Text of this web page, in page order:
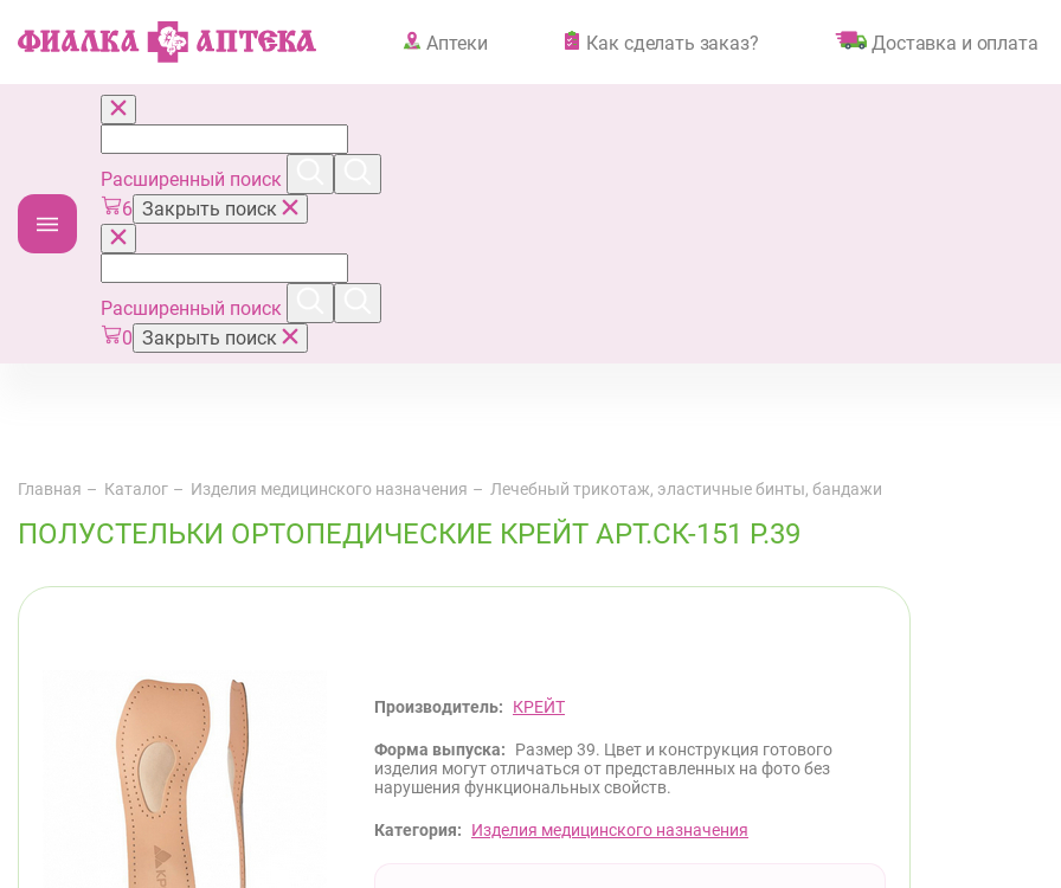
Аптеки Как сделать заказ? Доставка и оплата
Расширенный поиск
6 Закрыть поиск
Расширенный поиск
0 Закрыть поиск
Главная Каталог Изделия медицинского назначения Лечебный трикотаж, эластичные бинты, бандажи
ПОЛУСТЕЛЬКИ ОРТОПЕДИЧЕСКИЕ КРЕЙТ АРТ.СК-151 Р.39
Производитель: КРЕЙТ
Форма выпуска:
Размер 39. Цвет и конструкция готового
изделия могут отличаться от представленных на фото без
нарушения функциональных свойств.
Категория: Изделия медицинского назначения